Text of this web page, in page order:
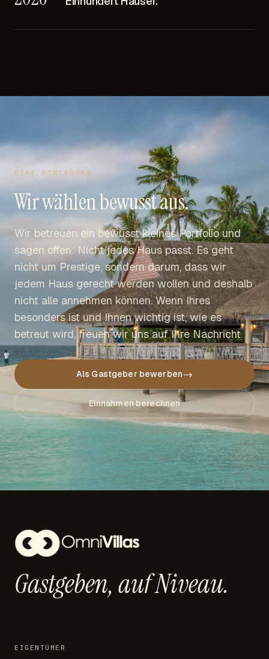
EINE EINLADUNG
Wir wählen bewusst aus.
Wir betreuen ein bewusst kleines Portfolio und
sagen offen: Nicht jedes Haus passt. Es geht
nicht um Prestige, sondern darum, dass wir
jedem Haus gerecht werden wollen und deshalb
nicht alle annehmen können. Wenn Ihres
besonders ist und Ihnen wichtig ist, wie es
betreut wird, freuen wir uns auf Ihre Nachricht.
Als Gastgeber bewerben→
Einnahmen berechnen
Gastgeben, auf Niveau.
EIGENTÜMER